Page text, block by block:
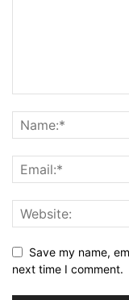
Save my name,
next time I comment.